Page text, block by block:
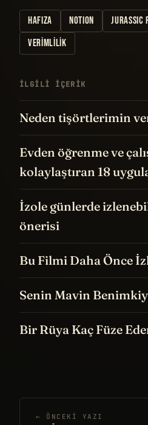
HAFIZA NOTION JURASSIC
VERIMLILIK
İLGILI IÇERIK
Neden tişörtlerimin
Evden öğrenme ve
kolaylaştıran 18
İzole günlerde
önerisi
Bu Filmi Daha Önce
Senin Mavin
Bir Rüya Kaç Füze
← ÖNCEKI YAZI